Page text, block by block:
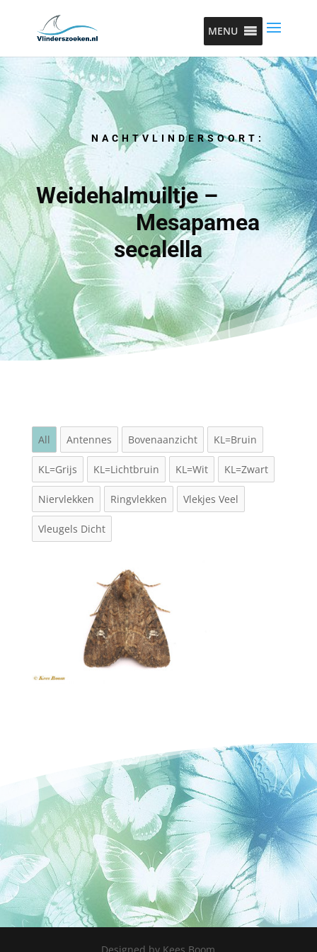
MENU
NACHTVLINDERSOORT:
Weidehalmuiltje –
Mesapamea
secalella
All Antennes Bovenaanzicht KL=Bruin
KL=Grijs KL=Lichtbruin KL=Wit KL=Zwart
Niervlekken Ringvlekken Vlekjes Veel
Vleugels Dicht